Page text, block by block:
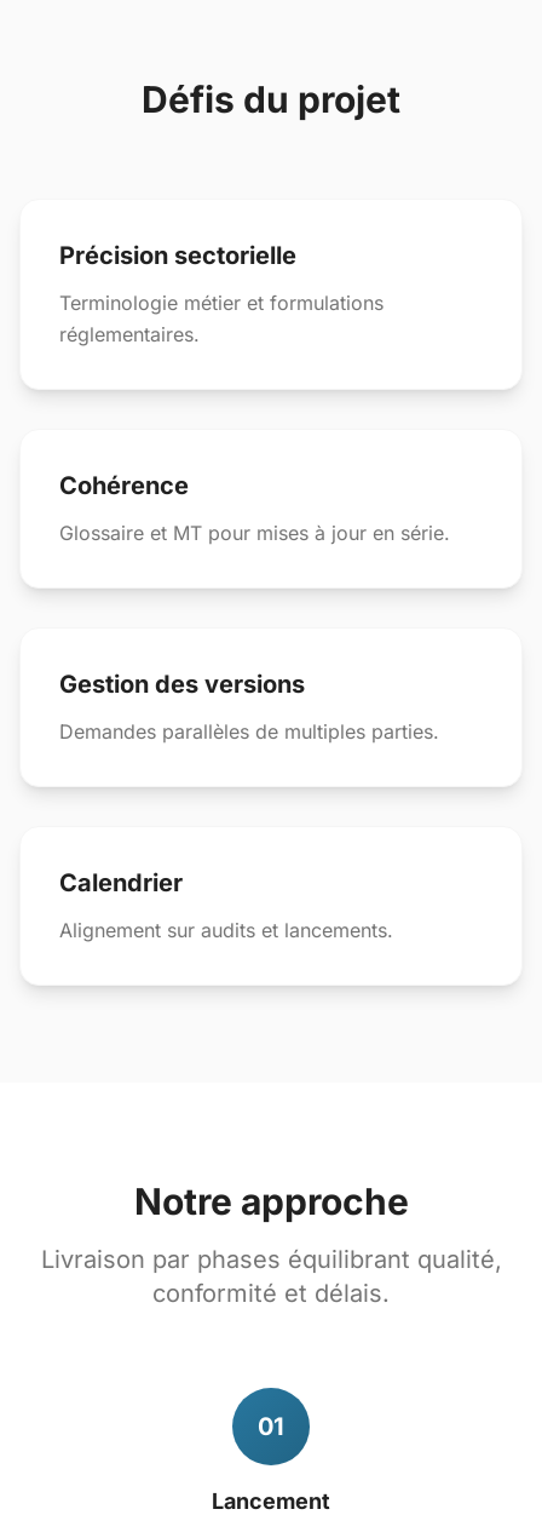
Défis du projet
Précision sectorielle
Terminologie métier et formulations
réglementaires.
Cohérence
Glossaire et MT pour mises à jour en série.
Gestion des versions
Demandes parallèles de multiples parties.
Calendrier
Alignement sur audits et lancements.
Notre approche
Livraison par phases équilibrant qualité,
conformité et délais.
01
Lancement